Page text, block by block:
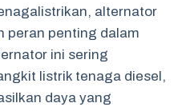
alternator
peran penting dalam
ini sering
listrik tenaga diesel,
daya yang